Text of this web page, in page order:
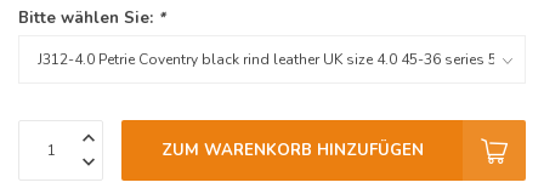
Bitte wählen Sie: *
ZUM WARENKORB HINZUFÜGEN